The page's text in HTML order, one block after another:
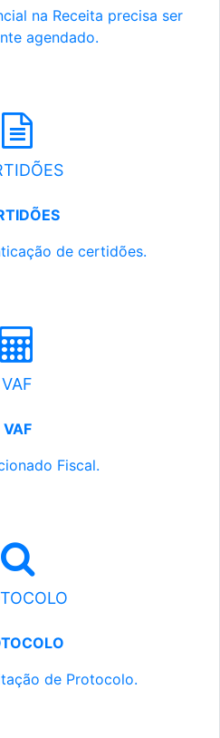
na Receita precisa ser
agendado.
de certidões.
VAF
VAF
Fiscal.
de Protocolo.